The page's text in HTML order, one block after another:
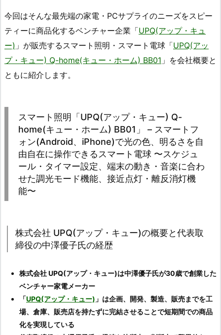
今回はそんな最先端の家電・PCサプライのニーズをスピー
ティーに商品化するベンチャー企業「UPQ(アップ・キュ
ー) 」が販売するスマート照明・スマート電球「UPQ(アッ
プ・キュー) Q-home(キュー・ホーム) BB01 」を会社概要と
ともに紹介します。
スマート照明「UPQ(アップ・キュー) Q-
home(キュー・ホーム) BB01」 – スマートフ
ォン(Android、iPhone)で光の色、明るさを自
由自在に操作できるスマート電球 〜スケジュ
ール・タイマー設定、端末の動き・音楽に合わ
せた調光モード機能、接近点灯・離反消灯機
能〜
株式会社 UPQ(アップ・キュー)の概要と代表取
締役の中澤優子氏の経歴
株式会社 UPQ(アップ・キュー)は中澤優子氏が30歳で創業した
ベンチャー家電メーカー
「UPQ(アップ・キュー) 」は企画、開発、製造、販売までを工
場、倉庫、販売店を持たずに完結させることで短期間での商品
化を実現している